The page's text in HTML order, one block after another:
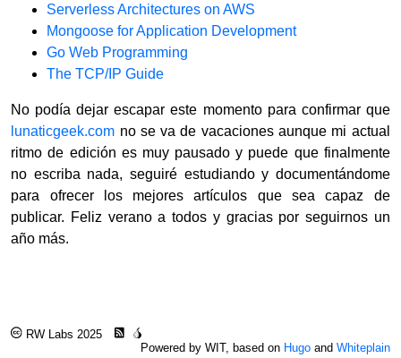
Serverless Architectures on AWS
Mongoose for Application Development
Go Web Programming
The TCP/IP Guide
No podía dejar escapar este momento para confirmar que
lunaticgeek.com no se va de vacaciones aunque mi actual
ritmo de edición es muy pausado y puede que finalmente
no escriba nada, seguiré estudiando y documentándome
para ofrecer los mejores artículos que sea capaz de
publicar. Feliz verano a todos y gracias por seguirnos un
año más.
RW Labs 2025
Powered by WIT, based on Hugoand Whiteplain